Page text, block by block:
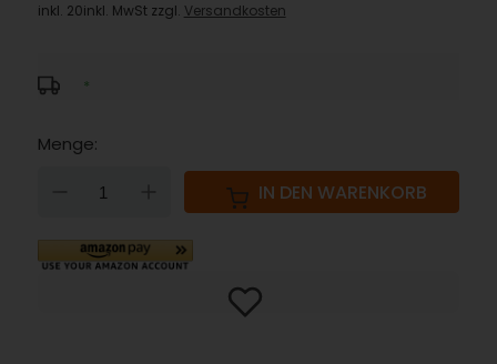
inkl. 20inkl. MwSt zzgl. Versandkosten
*
Menge:
DOWN IN DEN WARENKORB